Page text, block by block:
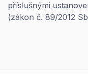
příslušnými
(zákon č. 89/2012